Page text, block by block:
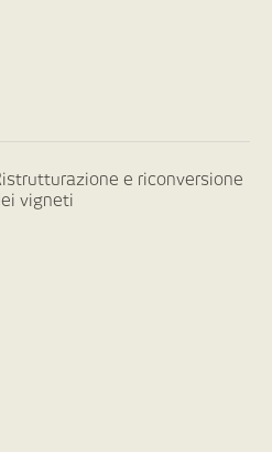
e riconversione
vigneti